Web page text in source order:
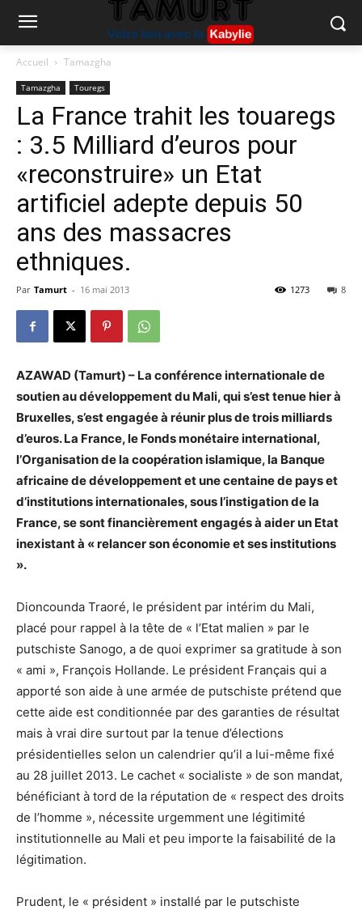
Accueil Tamazgha
Tamazgha Touregs
La France trahit les touaregs
: 3.5 Milliard d’euros pour
«reconstruire» un Etat
artificiel adepte depuis 50
ans des massacres
ethniques.
Par Tamurt - 16 mai 2013 8
1273
AZAWAD (Tamurt) – La conférence internationale de
soutien au développement du Mali, qui s’est tenue hier à
Bruxelles, s’est engagée à réunir plus de trois milliards
d’euros. La France, le Fonds monétaire international,
l’Organisation de la coopération islamique, la Banque
africaine de développement et une centaine de pays et
d’institutions internationales, sous l’instigation de la
France, se sont financièrement engagés à aider un Etat
inexistant à « relancer son économie et ses institutions
».
Dioncounda Traoré, le président par intérim du Mali,
placé pour rappel à la tête de « l’Etat malien » par le
putschiste Sanogo, a de quoi exprimer sa gratitude à son
« ami », François Hollande. Le président Français qui a
apporté son aide à une armée de putschiste prétend que
cette aide est conditionnée par des garanties de résultat
mais à vrai dire surtout par la tenue d’élections
présidentielles selon un calendrier qu’il a lui-même fixé
au 28 juillet 2013. Le cachet « socialiste » de son mandat,
bénéficiant à tord de la réputation de « respect des droits
de l’homme », nécessite urgemment une légitimité
institutionnelle au Mali et peu importe la faisabilité de la
légitimation.
Prudent, le « président » installé par le putschiste